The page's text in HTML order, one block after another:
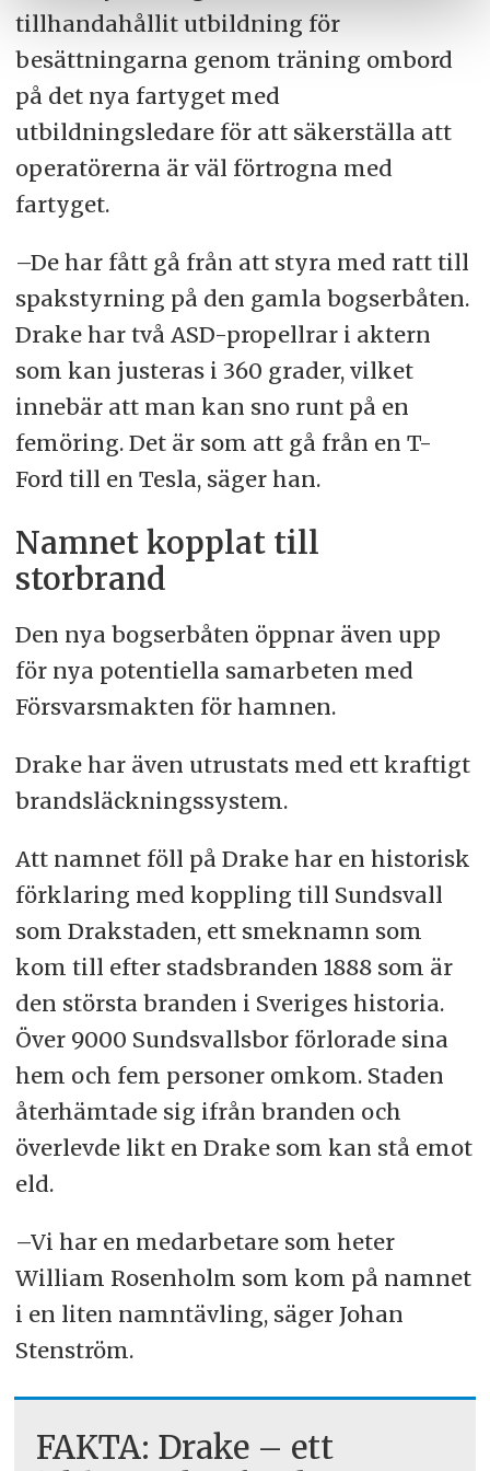
tillhandahållit utbildning för
besättningarna genom träning ombord
på det nya fartyget med
utbildningsledare för att säkerställa att
operatörerna är väl förtrogna med
fartyget.
–De har fått gå från att styra med ratt till
spakstyrning på den gamla bogserbåten.
Drake har två ASD-propellrar i aktern
som kan justeras i 360 grader, vilket
innebär att man kan sno runt på en
femöring. Det är som att gå från en T-
Ford till en Tesla, säger han.
Namnet kopplat till
storbrand
Den nya bogserbåten öppnar även upp
för nya potentiella samarbeten med
Försvarsmakten för hamnen.
Drake har även utrustats med ett kraftigt
brandsläckningssystem.
Att namnet föll på Drake har en historisk
förklaring med koppling till Sundsvall
som Drakstaden, ett smeknamn som
kom till efter stadsbranden 1888 som är
den största branden i Sveriges historia.
Över 9000 Sundsvallsbor förlorade sina
hem och fem personer omkom. Staden
återhämtade sig ifrån branden och
överlevde likt en Drake som kan stå emot
eld.
–Vi har en medarbetare som heter
William Rosenholm som kom på namnet
i en liten namntävling, säger Johan
Stenström.
FAKTA: Drake – ett